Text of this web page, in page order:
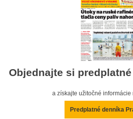
Objednajte si
a získajte užitočné informácie
Predplatné denníka